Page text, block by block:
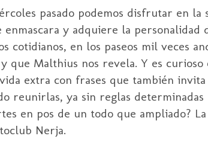
pasado podemos disfrutar en la
y adquiere la
en los paseos mil veces
que Malthius nos revela. Y es
extra con frases que también
reunirlas, ya sin reglas determinadas
en pos de un todo que ampliado?
Nerja.